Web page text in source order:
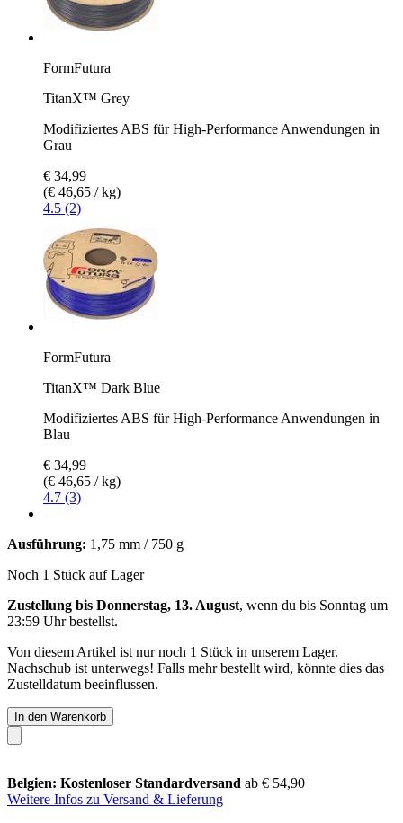
FormFutura
TitanX™ Grey
Modifiziertes ABS für High-Performance Anwendungen in
Grau
€ 34,99
(€ 46,65 / kg)
4.5 (2)
FormFutura
TitanX™ Dark Blue
Modifiziertes ABS für High-Performance Anwendungen in
Blau
€ 34,99
(€ 46,65 / kg)
4.7 (3)
Ausführung: 1,75 mm / 750 g
Noch 1 Stück auf Lager
Zustellung bis Donnerstag, 13. August, wenn du bis Sonntag um
23:59 Uhrbestellst.
Von diesem Artikel ist nur noch 1 Stück in unserem Lager.
Nachschub ist unterwegs! Falls mehr bestellt wird, könnte dies das
Zustelldatum beeinflussen.
In den Warenkorb
Belgien: Kostenloser Standardversand ab € 54,90
Weitere Infos zu Versand & Lieferung